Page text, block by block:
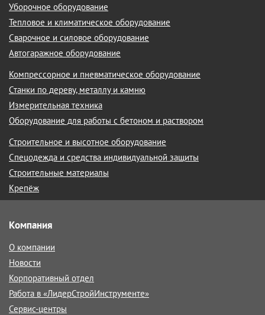
Уборочное оборудование
Тепловое и климатическое оборудование
Сварочное и силовое оборудование
Автогаражное оборудование
Компрессорное и пневматическое оборудование
Станки по дереву, металлу и камню
Измерительная техника
Оборудование для работы с бетоном и раствором
Строительное и высотное оборудование
Спецодежда и средства индивидуальной защиты
Строительные материалы
Крепёж
Компания
О компании
Новости
Корпоративный отдел
Работа в «ЛидерСтройИнструменте»
Сервис-центры